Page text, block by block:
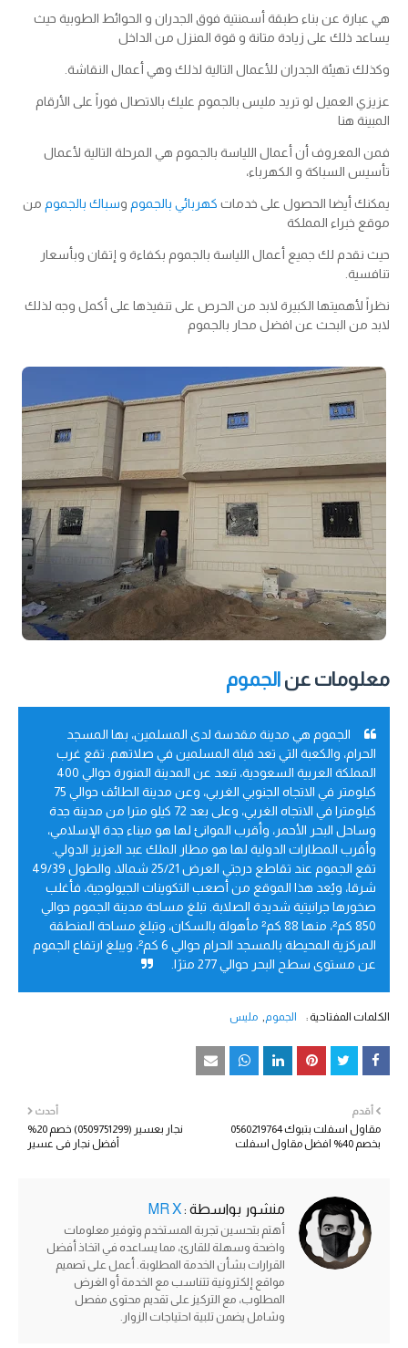
هي عبارة عن بناء طبقة أسمنتية فوق الجدران و الحوائط الطوبية حيث
يساعد ذلك على زيادة متانة و قوة المنزل من الداخل
وكذلك تهيئة الجدران للأعمال التالية لذلك وهي أعمال النقاشة.
عزيزي العميل لو تريد مليس بالجموم عليك بالاتصال فوراً على الأرقام
المبينة هنا
فمن المعروف أن أعمال اللياسة بالجموم هي المرحلة التالية لأعمال
تأسيس السباكة و الكهرباء،
يمكنك أيضا الحصول على خدمات كهربائي بالجموم وسباك بالجموم من
موقع خبراء المملكة
حيث نقدم لك جميع أعمال اللياسة بالجموم بكفاءة و إتقان وبأسعار
تنافسية.
نظراً لأهميتها الكبيرة لابد من الحرص على تنفيذها على أكمل وجه لذلك
لابد من البحث عن افضل محار بالجموم
معلومات عن الجموم
الجموم هي مدينة مقدسة لدى المسلمين، بها المسجد
الحرام، والكعبة التي تعد قبلة المسلمين في صلاتهم. تقع غرب
المملكة العربية السعودية، تبعد عن المدينة المنورة حوالي 400
كيلومتر في الاتجاه الجنوبي الغربي، وعن مدينة الطائف حوالي 75
كيلومترا في الاتجاه الغربي، وعلى بعد 72 كيلو مترا من مدينة جدة
وساحل البحر الأحمر، وأقرب الموانئ لها هو ميناء جدة الإسلامي،
وأقرب المطارات الدولية لها هو مطار الملك عبد العزيز الدولي.
تقع الجموم عند تقاطع درجتي العرض 25/21 شمالا، والطول 49/39
شرقا، ويُعد هذا الموقع من أصعب التكوينات الجيولوجية، فأغلب
صخورها جرانيتية شديدة الصلابة. تبلغ مساحة مدينة الجموم حوالي
850 كم²، منها 88 كم² مأهولة بالسكان، وتبلغ مساحة المنطقة
المركزية المحيطة بالمسجد الحرام حوالي 6 كم²، ويبلغ ارتفاع الجموم
عن مستوى سطح البحر حوالي 277 مترًا.
الكلمات المفتاحية : الجموم مليس
أحدث
نجار بعسير (0509751299) خصم 20%
أفضل نجار في عسير
أقدم
مقاول اسفلت بتبوك 0560219764
بخصم 40% افضل مقاول اسفلت
منشور بواسطة :
أهتم بتحسين تجربة المستخدم وتوفير معلومات
واضحة وسهلة للقارئ، مما يساعده في اتخاذ أفضل
القرارات بشأن الخدمة المطلوبة. أعمل على تصميم
مواقع إلكترونية تتناسب مع الخدمة أو الغرض
المطلوب، مع التركيز على تقديم محتوى مفصل
وشامل يضمن تلبية احتياجات الزوار.